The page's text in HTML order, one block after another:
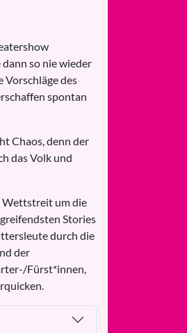
so nie wieder
des
spontan
Chaos, denn der
das Volk und
Wettstreit um die
Stories
durch die
der
Fürst*innen,